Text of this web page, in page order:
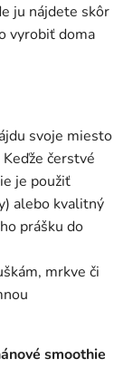
ju nájdete skôr
vyrobiť doma
svoje miesto
Keďže čerstvé
je použiť
alebo kvalitný
prášku do
mrkve či
smoothie